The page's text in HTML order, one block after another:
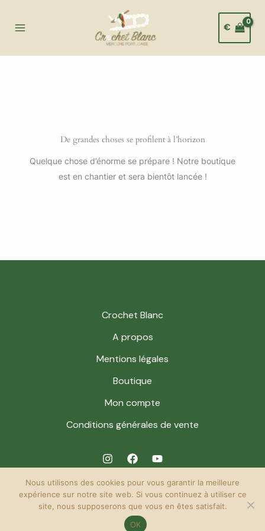
€
De grandes choses se profilent à l’horizon
Quelque chose d’énorme se prépare ! Notre boutique
est en chantier et sera bientôt lancée !
Crochet Blanc
A propos
Mentions légales
Boutique
Mon compte
Conditions générales de vente
© 2026 Crochet Blanc. Powered by Crochet Blanc.
Nous utilisons des cookies pour vous garantir la meilleure
expérience sur notre site web. Si vous continuez à utiliser ce
site, nous supposerons que vous en êtes satisfait.
OK